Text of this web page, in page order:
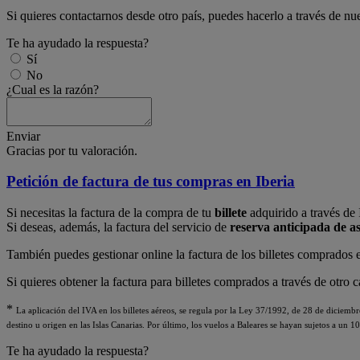
Si quieres contactarnos desde otro país, puedes hacerlo a través de
Te ha ayudado la respuesta?
Sí
No
¿Cual es la razón?
Enviar
Gracias por tu valoración.
Petición de factura de tus compras en Iberia
Si necesitas la factura de la compra de tu billete adquirido a través
Si deseas, además, la factura del servicio de reserva anticipada de
También puedes gestionar online la factura de los billetes comprados
Si quieres obtener la factura para billetes comprados a través de otro
* La aplicación del IVA en los billetes aéreos, se regula por la Ley 37/1992, de 28 de
destino u origen en las Islas Canarias. Por último, los vuelos a Baleares se hayan sujetos a
Te ha ayudado la respuesta?